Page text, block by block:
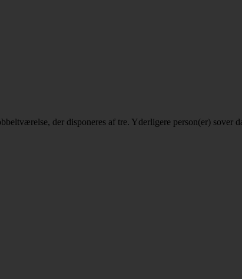
der disponeres af tre. Yderligere person(er) sover